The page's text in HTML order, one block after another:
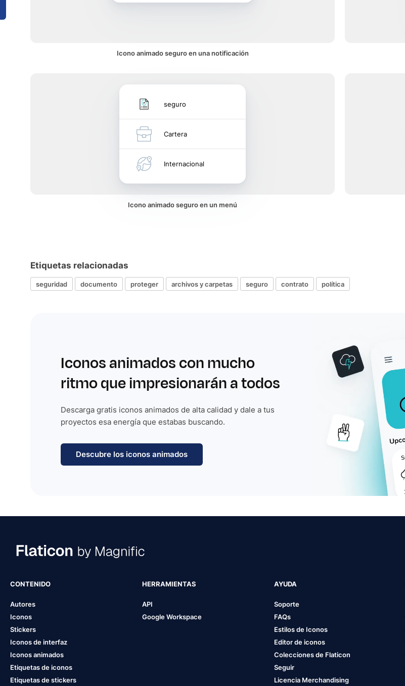
Icono animado seguro en una notificación
seguro
Cartera
Internacional
Icono animado seguro en un menú
Etiquetas relacionadas
seguridad documento proteger archivos y carpetas seguro contrato política
Iconos animados con mucho
ritmo que impresionarán a todos
Descarga gratis iconos animados de alta calidad y dale a tus
proyectos esa energía que estabas buscando.
Descubre los iconos animados
CONTENIDO
Autores
Iconos
Stickers
Iconos de interfaz
Iconos animados
Etiquetas de iconos
Etiquetas de stickers
HERRAMIENTAS
API
Google Workspace
AYUDA
Soporte
FAQs
Estilos de Iconos
Editor de iconos
Colecciones de Flaticon
Seguir
Licencia Merchandising